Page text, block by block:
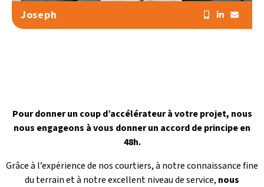
Joseph
Pour donner un coup d’accélérateur à votre projet, nous
nous engageons à vous donner un accord de principe en
48h.
Grâce à l’expérience de nos courtiers, à notre connaissance fine
du terrain et à notre excellent niveau de service, nous